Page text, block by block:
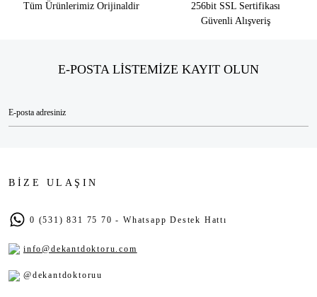
Tüm Ürünlerimiz Orijinaldir
256bit SSL Sertifikası
Güvenli Alışveriş
E-POSTA LİSTEMİZE KAYIT OLUN
BİZE ULAŞIN
0 (531) 831 75 70 - Whatsapp Destek Hattı
info@dekantdoktoru.com
@dekantdoktoruu